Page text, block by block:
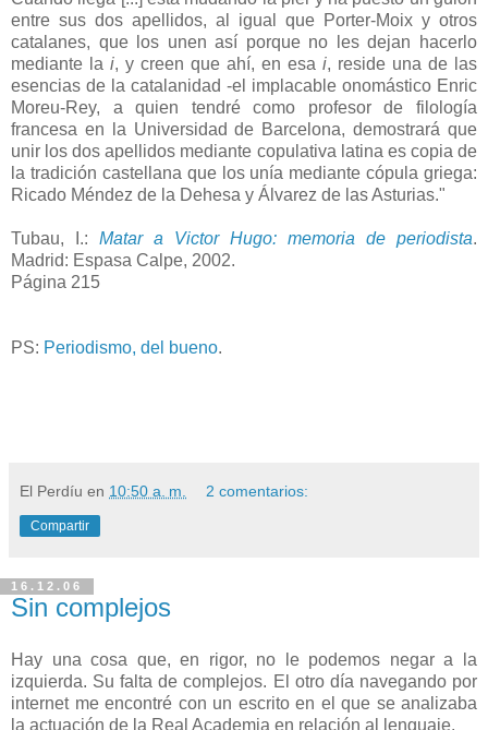
entre sus dos apellidos, al igual que Porter-Moix y otros
catalanes, que los unen así porque no les dejan hacerlo
mediante la i, y creen que ahí, en esa i, reside una de las
esencias de la catalanidad -el implacable onomástico Enric
Moreu-Rey, a quien tendré como profesor de filología
francesa en la Universidad de Barcelona, demostrará que
unir los dos apellidos mediante copulativa latina es copia de
la tradición castellana que los unía mediante cópula griega:
Ricado Méndez de la Dehesa y Álvarez de las Asturias."
Tubau, I.: Matar a Victor Hugo: memoria de periodista.
Madrid: Espasa Calpe, 2002.
Página 215
PS: Periodismo, del bueno.
El Perdíu en 10:50 a. m. 2 comentarios:
Compartir
16.12.06
Sin complejos
Hay una cosa que, en rigor, no le podemos negar a la
izquierda. Su falta de complejos. El otro día navegando por
internet me encontré con un escrito en el que se analizaba
la actuación de la Real Academia en relación al lenguaje.